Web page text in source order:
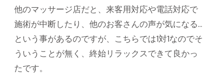
他のマッサージ店だと、来客用対応や電話対応で
施術が中断したり、他のお客さんの声が気になる…
という事があるのですが、こちらでは1対1なのでそ
ういうことが無く、終始リラックスできて良かっ
たです。